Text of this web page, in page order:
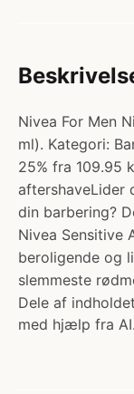
Nivea For Men
ml). Kategori:
25% fra 109.95
aftershaveLider
din barbering?
Nivea Sensitive
beroligende og
slemmeste
Dele af
med hjælp fra AI.